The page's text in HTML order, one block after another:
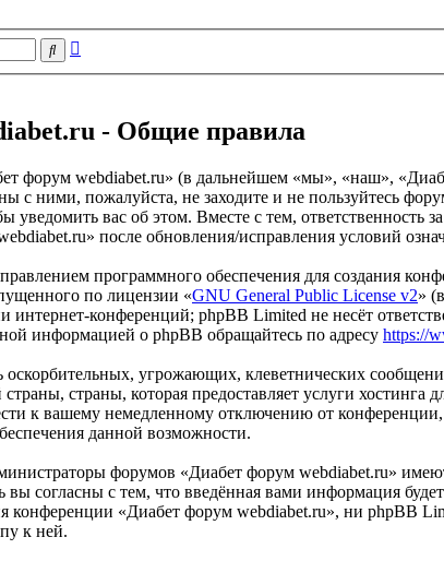
Поиск
- Общие правила
форум webdiabet.ru» (в дальнейшем «мы», «наш»,
с ними, пожалуйста, не заходите и не пользуйтесь
уведомить вас об этом. Вместе с тем,
после обновления/исправления условий
программного обеспечения для создания
по лицензии «GNU General Public License v2»
интернет-конференций; phpBB Limited не несёт
информацией о phpBB обращайтесь по адресу https://
оскорбительных, угрожающих, клеветнических
страны, которая предоставляет услуги
к вашему немедленному отключению от
данной возможности.
форумов «Диабет форум webdiabet.ru»
вы согласны с тем, что введённая вами информация
конференции «Диабет форум webdiabet.ru», ни phpBB
к ней.